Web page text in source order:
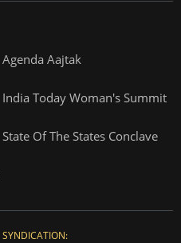
Agenda Aajtak
India Today Woman's Summit
State Of The States Conclave
SYNDICATION: